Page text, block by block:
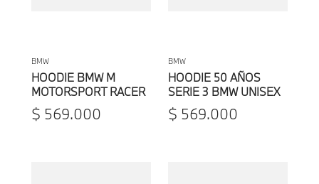
BMW
HOODIE BMW M
MOTORSPORT RACER
X CAO FEI UNISEX
$ 569.000
BMW
HOODIE 50 AÑOS
SERIE 3 BMW UNISEX
$ 569.000